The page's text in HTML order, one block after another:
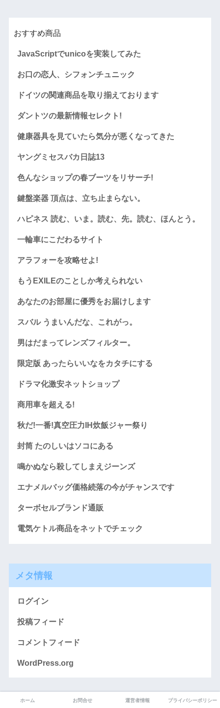
おすすめ商品
JavaScriptでunicoを実装してみた
お口の恋人、シフォンチュニック
ドイツの関連商品を取り揃えております
ダントツの最新情報セレクト!
健康器具を見ていたら気分が悪くなってきた
ヤングミセスバカ日誌13
色んなショップの春ブーツをリサーチ!
鍵盤楽器 頂点は、立ち止まらない。
ハピネス 読む、いま。読む、先。読む、ほんとう。
一輪車にこだわるサイト
アラフォーを攻略せよ!
もうEXILEのことしか考えられない
あなたのお部屋に優秀をお届けします
スバル うまいんだな、これがっ。
男はだまってレンズフィルター。
限定版 あったらいいなをカタチにする
ドラマ化激安ネットショップ
商用車を超える!
秋だ!一番!真空圧力IH炊飯ジャー祭り
封筒 たのしいはソコにある
鳴かぬなら殺してしまえジーンズ
エナメルバッグ価格続落の今がチャンスです
ターボセルブランド通販
電気ケトル商品をネットでチェック
メタ情報
ログイン
投稿フィード
コメントフィード
WordPress.org
ホーム お問合せ 運営者情報 プライバシーポリシー